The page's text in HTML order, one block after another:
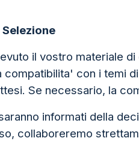
il vostro materiale
compatibilita' con i temi
Se necessario, la
informati della
collaboreremo